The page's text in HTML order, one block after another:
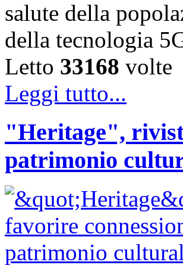
salute della
della tecnologia
Letto 33168 volte
Leggi tutto...
"Heritage",
patrimonio